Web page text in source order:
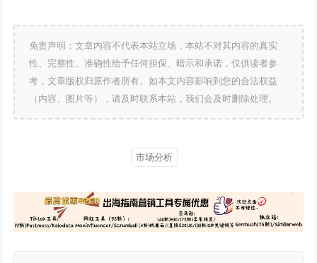
免责声明：文章内容不代表本站立场，本站不对其内容的真实
性、完整性、准确性给予任何担保、暗示和承诺，仅供读者参
考，文章版权归原作者所有。如本文内容影响到您的合法权益
（内容、图片等），请及时联系本站，我们会及时删除处理。
市场分析